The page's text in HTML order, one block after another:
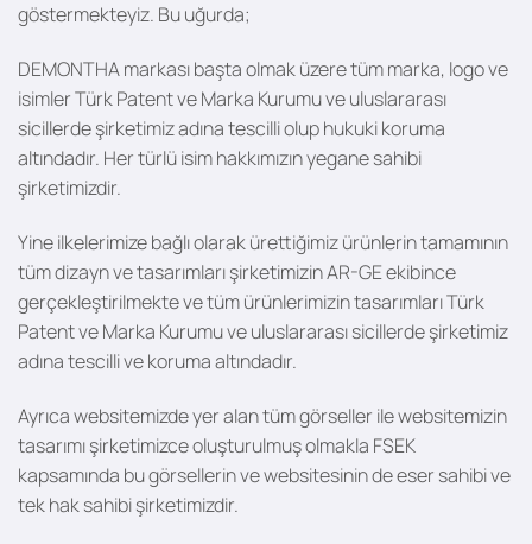
göstermekteyiz. Bu uğurda;
DEMONTHA markası başta olmak üzere tüm marka, logo ve
isimler Türk Patent ve Marka Kurumu ve uluslararası
sicillerde şirketimiz adına tescilli olup hukuki koruma
altındadır. Her türlü isim hakkımızın yegane sahibi
şirketimizdir.
Yine ilkelerimize bağlı olarak ürettiğimiz ürünlerin tamamının
tüm dizayn ve tasarımları şirketimizin AR-GE ekibince
gerçekleştirilmekte ve tüm ürünlerimizin tasarımları Türk
Patent ve Marka Kurumu ve uluslararası sicillerde şirketimiz
adına tescilli ve koruma altındadır.
Ayrıca websitemizde yer alan tüm görseller ile websitemizin
tasarımı şirketimizce oluşturulmuş olmakla FSEK
kapsamında bu görsellerin ve websitesinin de eser sahibi ve
tek hak sahibi şirketimizdir.